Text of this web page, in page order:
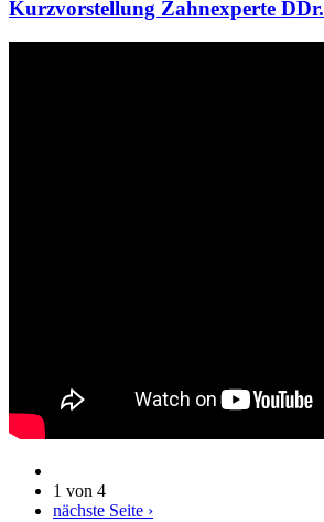
Kurzvorstellung Zahnexperte
1 von 4
nächste Seite ›